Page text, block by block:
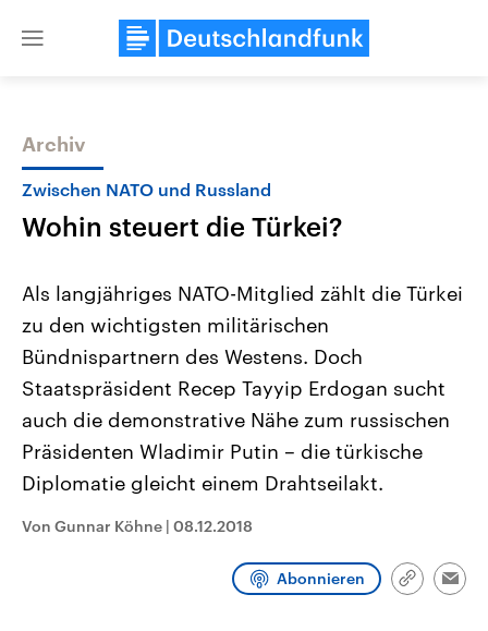
Close
Themen
Landtagswahl Sachsen-Anhalt
2026
Alle Informationen
Sachsen-Anhalt wählt am 6.
September 2026 einen neuen
Bundesland von einer Koalition aus
Umfragen, Prognosen,
Wahlprogramme, aktuelle Berichte
und Kandidaten der anstehenden
USA
Aktuelle Beiträge,
Hintergründe
Wirtschaftlich und
gehören die Vereinigten
mit großem Einfluss auf
Archiv
Zwischen NATO und Russland
Wohin steuert die Türkei?
Als langjähriges NATO-Mitglied zählt die Türkei
zu den wichtigsten militärischen
Bündnispartnern des Westens. Doch
Staatspräsident Recep Tayyip Erdogan sucht
auch die demonstrative Nähe zum russischen
Präsidenten Wladimir Putin – die türkische
Diplomatie gleicht einem Drahtseilakt.
Von Gunnar Köhne | 08.12.2018
Abonnieren
Link